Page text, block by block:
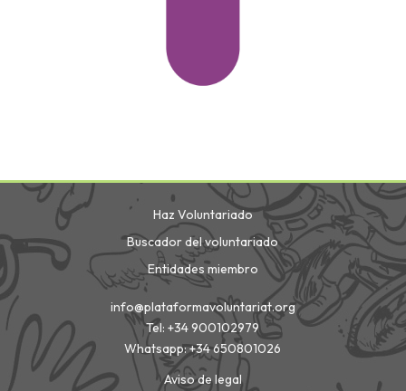
Haz Voluntariado
Buscador del voluntariado
Entidades miembro
info@plataformavoluntariat.org
Tel: +34 900102979
Whatsapp: +34 650801026
Aviso de legal